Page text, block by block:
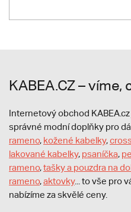
KABEA.CZ – víme,
Internetový obchod
správné modní doplňky pro
rameno, kožené kabelky,
lakované kabelky, psaníčka,
rameno,tašky a pouzdra na
rameno,aktovky... to vše pro
nabízíme za skvělé ceny.